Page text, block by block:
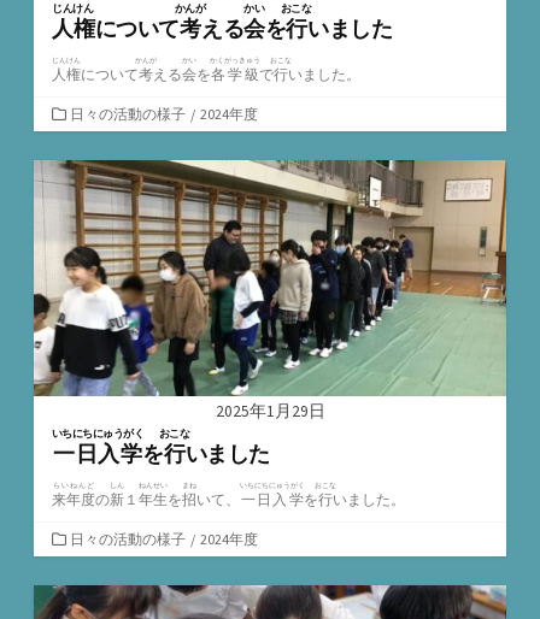
人権
じんけん
について考
かんが
える会
かい
を行
おこな
いました
人権
じんけん
について考
かんが
える会
かい
を各学級
かくがっきゅう
で行
おこな
いました。
カ
テ
ゴ
リ
ー
日々の活動の様子 / 2024年度
2025年1月29日
一日入学
いちにちにゅうがく
を行
おこな
いました
来年度
らいねんど
の新
しん
１ 年生
ねんせい
を招
まね
いて、 一日入学
いちにちにゅうがく
を行
おこな
いました。
カ
テ
ゴ
リ
日々の活動の様子 / 2024年度